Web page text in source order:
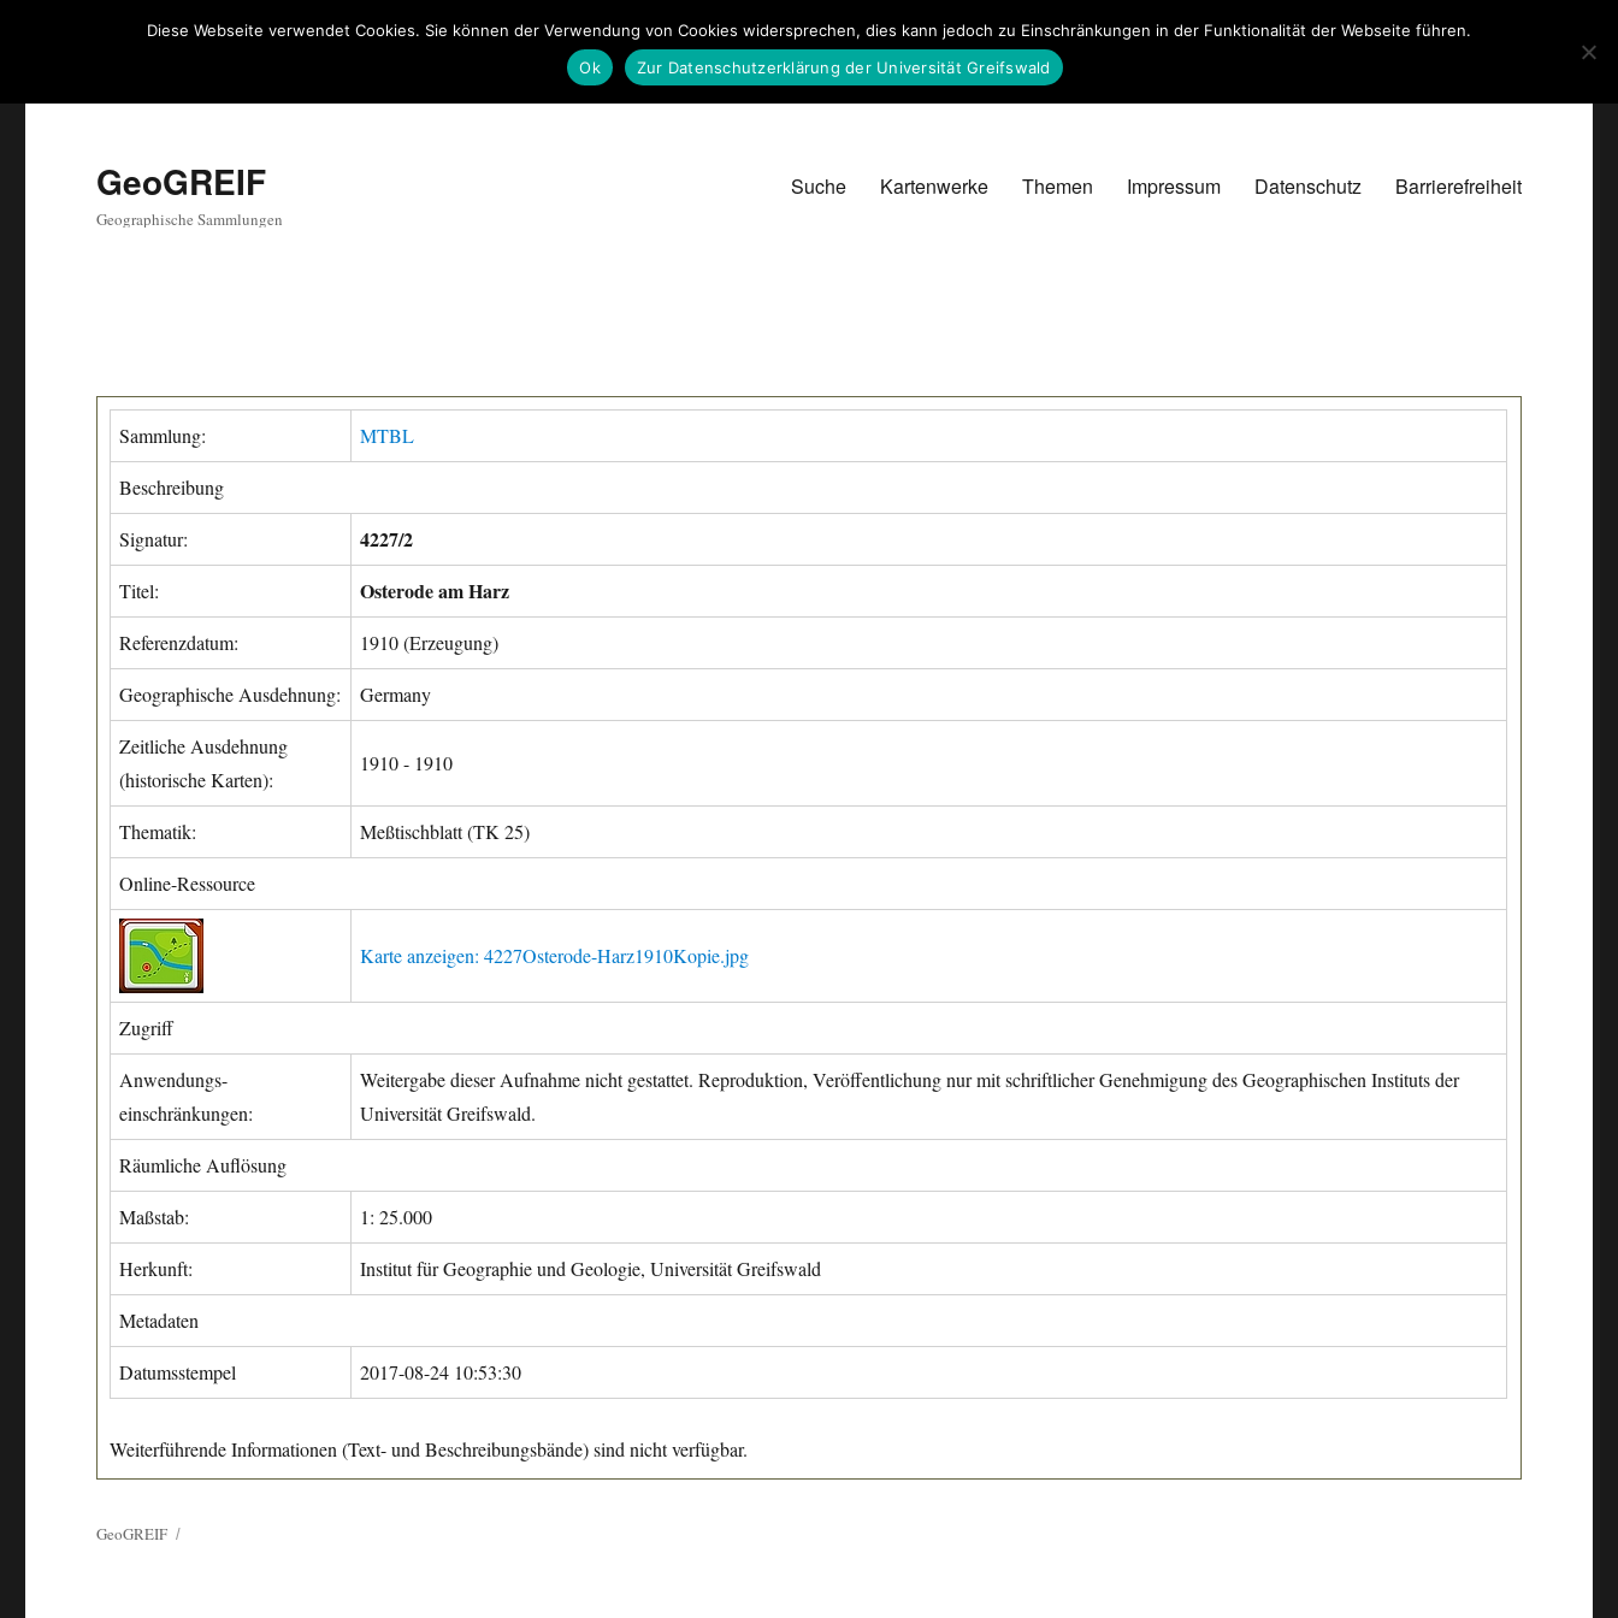
GeoGREIF
Geographische Sammlungen
Suche Kartenwerke Themen Impressum Datenschutz Barrierefreiheit
Sammlung: MTBL
Beschreibung
Signatur: 4227/2
Titel: Osterode am Harz
Referenzdatum: 1910 (Erzeugung)
Geographische Ausdehnung: Germany
Zeitliche Ausdehnung
(historische Karten):
1910 - 1910
Thematik: Meßtischblatt (TK 25)
Online-Ressource
Karte anzeigen: 4227Osterode-Harz1910Kopie.jpg
Zugriff
Anwendungs-
einschränkungen:
Weitergabe dieser Aufnahme nicht gestattet. Reproduktion, Veröffentlichung nur mit schriftlicher Genehmigung des Geographischen Instituts der
Universität Greifswald.
Räumliche Auflösung
Maßstab: 1: 25.000
Herkunft: Institut für Geographie und Geologie, Universität Greifswald
Metadaten
Datumsstempel 2017-08-24 10:53:30
Weiterführende Informationen (Text- und Beschreibungsbände) sind nicht verfügbar.
GeoGREIF
Diese Webseite verwendet Cookies. Sie können der Verwendung von Cookies widersprechen, dies kann jedoch zu Einschränkungen in der Funktionalität der Webseite führen.
Ok
Zur Datenschutzerklärung der Universität Greifswald